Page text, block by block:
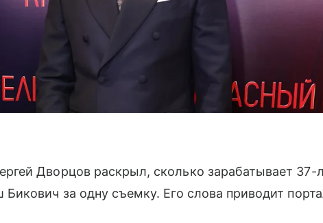
Дворцов раскрыл, сколько зарабатывает 37-
за одну съемку. Его слова приводит